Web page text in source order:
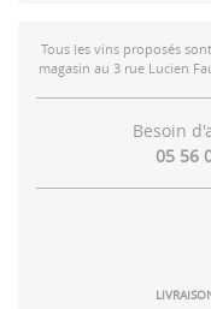
Tous les vins proposés
magasin au 3 rue Lucien
Besoin
05 56